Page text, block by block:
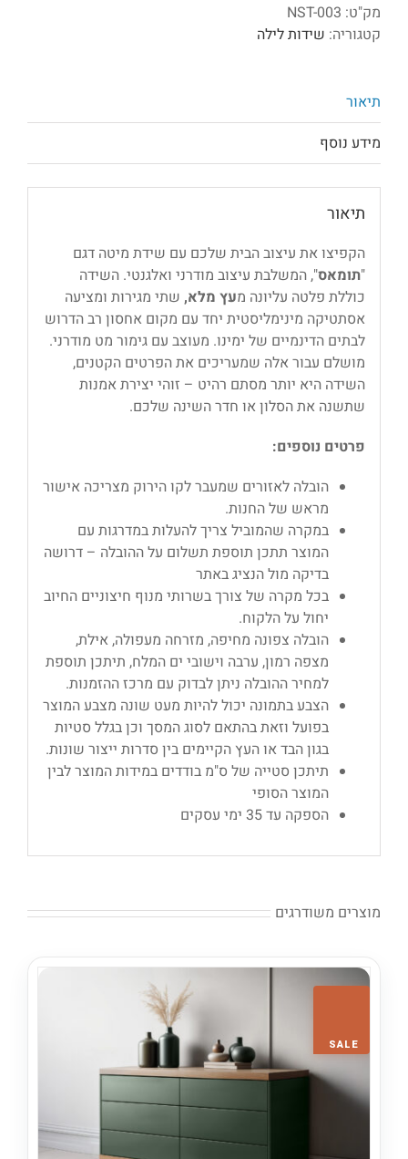
דגם
"תומאס"
מק"ט: NST-003
קטגוריה: שידות לילה
תיאור
מידע נוסף
תיאור
הקפיצו את עיצוב הבית שלכם עם שידת מיטה דגם
"תומאס", המשלבת עיצוב מודרני ואלגנטי. השידה
כוללת פלטה עליונה מעץ מלא,שתי מגירות ומציעה
אסתטיקה מינימליסטית יחד עם מקום אחסון רב הדרוש
לבתים הדינמיים של ימינו. מעוצב עם גימור מט מודרני.
מושלם עבור אלה שמעריכים את הפרטים הקטנים,
השידה היא יותר מסתם רהיט – זוהי יצירת אמנות
שתשנה את הסלון או חדר השינה שלכם.
פרטים נוספים:
הובלה לאזורים שמעבר לקו הירוק מצריכה אישור
מראש של החנות.
במקרה שהמוביל צריך להעלות במדרגות עם
המוצר תתכן תוספת תשלום על ההובלה – דרושה
בדיקה מול הנציג באתר
בכל מקרה של צורך בשרותי מנוף חיצוניים החיוב
יחול על הלקוח.
הובלה צפונה מחיפה, מזרחה מעפולה, אילת,
מצפה רמון, ערבה וישובי ים המלח, תיתכן תוספת
למחיר ההובלה ניתן לבדוק עם מרכז ההזמנות.
הצבע בתמונה יכול להיות מעט שונה מצבע המוצר
בפועל וזאת בהתאם לסוג המסך וכן בגלל סטיות
בגון הבד או העץ הקיימים בין סדרות ייצור שונות.
תיתכן סטייה של ס"מ בודדים במידות המוצר לבין
המוצר הסופי
הספקה עד 35 ימי עסקים
מוצרים משודרגים